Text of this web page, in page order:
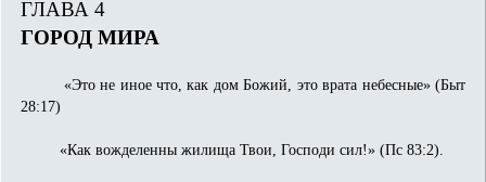
ГЛАВА 4
ГОРОД МИРА
«Это не иное что, как дом Божий, это врата небесные» (Быт
28:17)
«Как вожделенны жилища Твои, Господи сил!» (Пс 83:2).